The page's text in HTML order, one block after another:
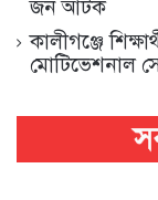
জন আটক
কালীগঞ্জে
মোটিভেশনাল